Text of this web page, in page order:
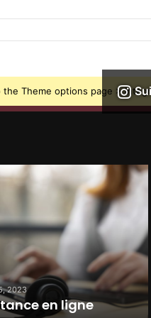
the Theme options page >
2023
en ligne